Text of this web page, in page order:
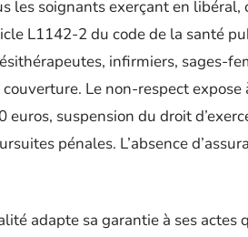
les soignants exerçant en
L1142-2 du code de la santé
infirmiers, sages-
Le non-respect
euros, suspension du droit
pénales. L’absence
adapte sa garantie à ses